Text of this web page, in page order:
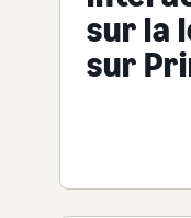
sur la
sur